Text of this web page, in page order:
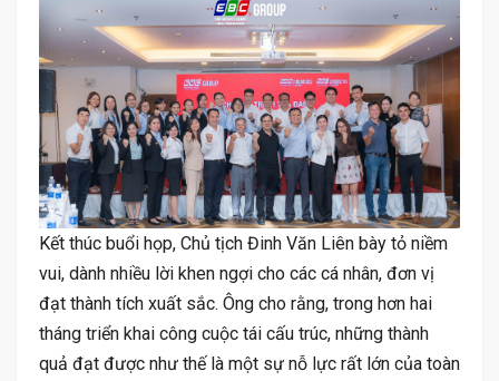
Kết thúc buổi họp, Chủ tịch Đinh Văn Liên bày tỏ niềm
vui, dành nhiều lời khen ngợi cho các cá nhân, đơn vị
đạt thành tích xuất sắc. Ông cho rằng, trong hơn hai
tháng triển khai công cuộc tái cấu trúc, những thành
quả đạt được như thế là một sự nỗ lực rất lớn của toàn